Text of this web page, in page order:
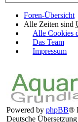
Foren-Übersicht
Alle Zeiten sind
Alle Cookies
Das Team
Impressum
Powered by phpBB®
Deutsche